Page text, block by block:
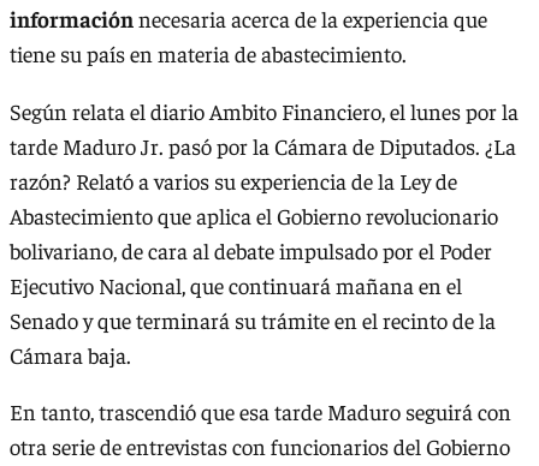
informaciónnecesaria acerca de la experiencia que
tiene su país en materia de abastecimiento.
Según relata el diario Ambito Financiero, el lunes por la
tarde Maduro Jr. pasó por la Cámara de Diputados. ¿La
razón? Relató a varios su experiencia de la Ley de
Abastecimiento que aplica el Gobierno revolucionario
bolivariano, de cara al debate impulsado por el Poder
Ejecutivo Nacional, que continuará mañana en el
Senado y que terminará su trámite en el recinto de la
Cámara baja.
En tanto, trascendió que esa tarde Maduro seguirá con
otra serie de entrevistas con funcionarios del Gobierno